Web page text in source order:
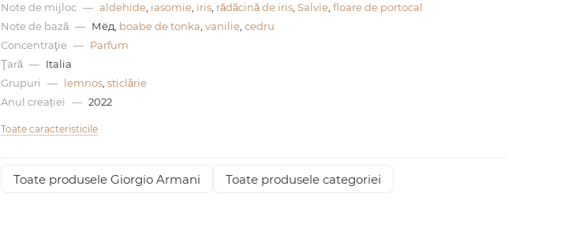
Note de mijloc — aldehide, iasomie, iris, rădăcină de iris, Salvie, floare de portocal
Note de bază — Мёд, boabe de tonka vanilie, cedru
Concentraţie — Parfum
Ţară — Italia
Grupuri
— lemnos, sticlărie
Anul creației
— 2022
Toate caracteristicile
Toate produsele Giorgio Armani Toate produsele categoriei